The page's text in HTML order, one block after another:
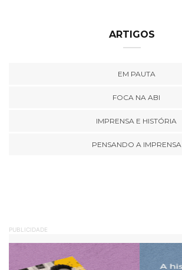
ARTIGOS
EM PAUTA
FOCA NA ABI
IMPRENSA E HISTÓRIA
PENSANDO A IMPRENSA
PUBLICIDADE